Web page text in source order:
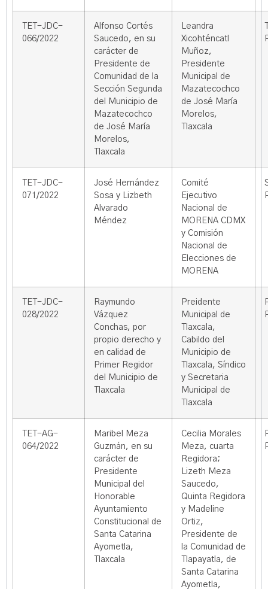
TET-JDC-
066/2022
Alfonso Cortés
Saucedo, en su
carácter de
Presidente de
Comunidad de la
Sección Segunda
del Municipio de
Mazatecochco
de José María
Morelos,
Tlaxcala
Leandra
Xicohténcatl
Muñoz,
Presidente
Municipal de
Mazatecochco
de José María
Morelos,
Tlaxcala
TET-JDC-
071/2022
José Hernández
Sosa y Lizbeth
Alvarado
Méndez
Comité
Ejecutivo
Nacional de
MORENA CDMX
y Comisión
Nacional de
Elecciones de
MORENA
TET-JDC-
028/2022
Raymundo
Vázquez
Conchas, por
propio derecho y
en calidad de
Primer Regidor
del Municipio de
Tlaxcala
Preidente
Municipal de
Tlaxcala,
Cabildo del
Municipio de
Tlaxcala, Síndico
y Secretaria
Municipal de
Tlaxcala
TET-AG-
064/2022
Maribel Meza
Guzmán, en su
carácter de
Presidente
Municipal del
Honorable
Ayuntamiento
Constitucional de
Santa Catarina
Ayometla,
Tlaxcala
Cecilia Morales
Meza, cuarta
Regidora;
Lizeth Meza
Saucedo,
Quinta Regidora
y Madeline
Ortiz,
Presidente de
la Comunidad de
Tlapayatla, de
Santa Catarina
Ayometla,